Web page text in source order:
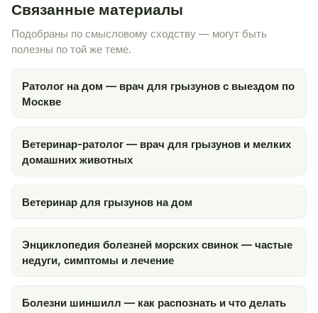
Связанные материалы
Подобраны по смысловому сходству — могут быть
полезны по той же теме.
Ратолог на дом — врач для грызунов с выездом по
Москве
Ветеринар-ратолог — врач для грызунов и мелких
домашних животных
Ветеринар для грызунов на дом
Энциклопедия болезней морских свинок — частые
недуги, симптомы и лечение
Болезни шиншилл — как распознать и что делать